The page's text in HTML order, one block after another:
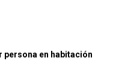
en habitación